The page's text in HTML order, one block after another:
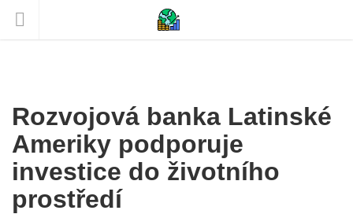
Rozvojová banka Latinské
Ameriky podporuje
investice do životního
prostředí